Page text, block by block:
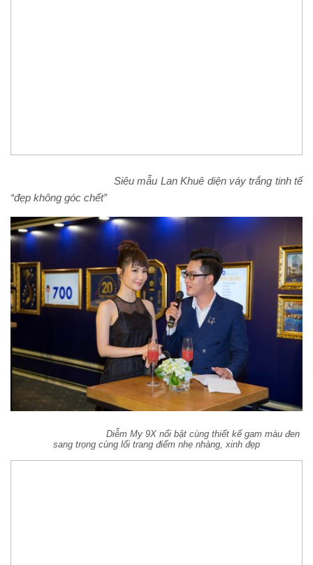
Siêu mẫu Lan Khuê diện váy trắng tinh tế
“đẹp không góc chết”
Diễm My 9X nổi bật cùng thiết kế gam màu đen
sang trọng cùng lối trang điểm nhẹ nhàng, xinh đẹp